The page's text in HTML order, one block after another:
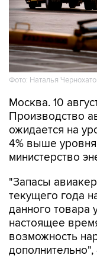
Фото: Наталья
Москва. 10
Производство
ожидается на
4% выше
министерство
"Запасы
текущего года
данного товара
настоящее
возможность